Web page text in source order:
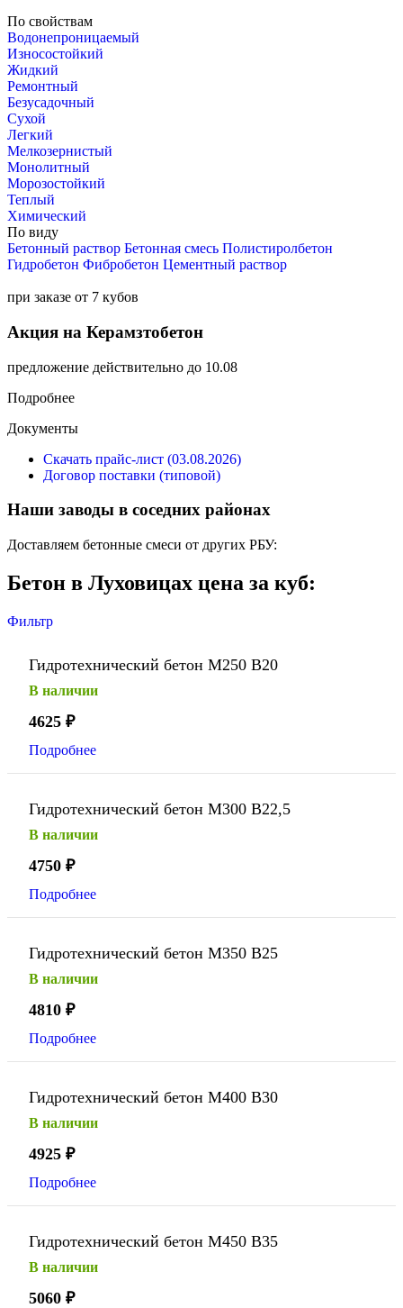
По свойствам
Водонепроницаемый
Износостойкий
Жидкий
Ремонтный
Безусадочный
Сухой
Легкий
Мелкозернистый
Монолитный
Морозостойкий
Теплый
Химический
По виду
Бетонный раствор Бетонная смесь Полистиролбетон
Гидробетон Фибробетон Цементный раствор
при заказе от 7 кубов
Акция на Керамзтобетон
предложение действительно до 10.08
Подробнее
Документы
Скачать прайс-лист (03.08.2026)
Договор поставки (типовой)
Наши заводы в соседних районах
Доставляем бетонные смеси от других РБУ:
Бетон в Луховицах цена за куб:
Фильтр
Гидротехнический бетон М250 В20
В наличии
4625 ₽
Подробнее
Гидротехнический бетон М300 В22,5
В наличии
4750 ₽
Подробнее
Гидротехнический бетон М350 В25
В наличии
4810 ₽
Подробнее
Гидротехнический бетон М400 В30
В наличии
4925 ₽
Подробнее
Гидротехнический бетон М450 В35
В наличии
5060 ₽